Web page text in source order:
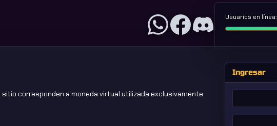
Usuarios en línea:
corresponden a moneda virtual utilizada exclusivamente
Ingresar
de
usuario